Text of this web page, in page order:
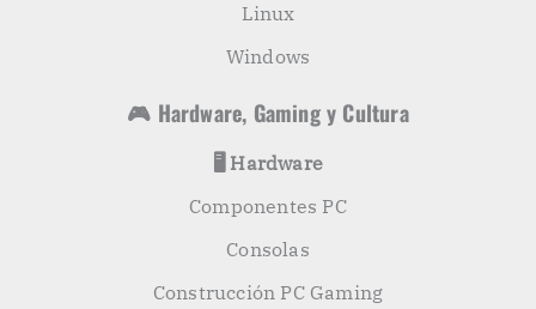
Linux
Windows
🎮 Hardware, Gaming y Cultura
🖥️ Hardware
Componentes PC
Consolas
Construcción PC Gaming